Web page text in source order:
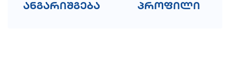
ანგარიშგება პროფილი